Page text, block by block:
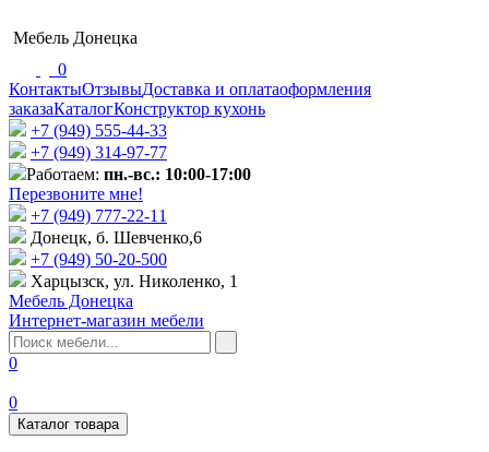
Мебель Донецка
0
КонтактыОтзывыДоставка и оплатаоформления
заказаКаталогКонструктор кухонь
+7 (949) 555-44-33
+7 (949) 314-97-77
Работаем: пн.-вс.: 10:00-17:00
Перезвоните мне!
+7 (‎949) 777-22-11
Донецк, б. Шевченко,6
+7 (949) 50-20-500
Харцызск, ул. Николенко, 1
Мебель Донецка
Интернет-магазин мебели
0
0
Каталог товара